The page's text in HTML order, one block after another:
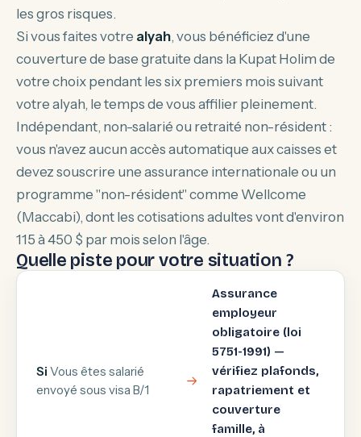
les gros risques.
Si vous faites votre alyah, vous bénéficiez d'une
couverture de base gratuite dans la Kupat Holim de
votre choix pendant les six premiers mois suivant
votre alyah, le temps de vous affilier pleinement.
Indépendant, non-salarié ou retraité non-résident :
vous n'avez aucun accès automatique aux caisses et
devez souscrire une assurance internationale ou un
programme "non-résident" comme Wellcome
(Maccabi), dont les cotisations adultes vont d'environ
115 à 450 $ par mois selon l'âge.
Quelle piste pour votre situation ?
Si Vous êtes salarié
envoyé sous visa B/1
Assurance
employeur
obligatoire (loi
5751-1991) —
vérifiez plafonds,
rapatriement et
couverture
famille, à